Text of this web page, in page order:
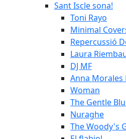
Sant Iscle sona!
Toni Rayo
Minimal
Repercussió
Laura
DJ MF
Anna Morales
Woman
The Gentle
Nuraghe
The Woody's